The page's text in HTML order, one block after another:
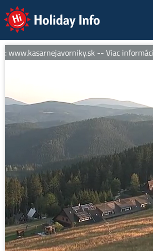
Holiday Info
www.kasarnejavorniky.sk -- Viac